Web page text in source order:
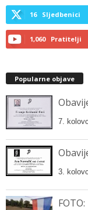
16 Sljedbenici
1,060 Pratitelji
Popularne objave
7.
3.